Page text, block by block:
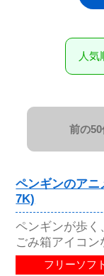
人気
前の
ペンギンのアニ
7K)
ペンギンが歩く
ごみ箱アイコン
フリーソフ